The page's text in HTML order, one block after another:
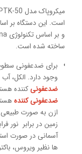
است. این دستگاه بر
ساخته شده است.
برای ضدعفونی
وجود دارد. الکل،
ضدعفونیکننده
ضدعفونی کننده
ازن به صورت طبیعی
زمین در برابر نور
آسمانی در صورت
ها نظیر ویروس،